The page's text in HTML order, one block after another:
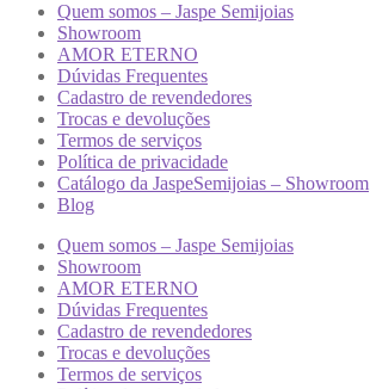
Quem somos – Jaspe Semijoias
Showroom
AMOR ETERNO
Dúvidas Frequentes
Cadastro de revendedores
Trocas e devoluções
Termos de serviços
Política de privacidade
Catálogo da JaspeSemijoias – Showroom
Blog
Quem somos – Jaspe Semijoias
Showroom
AMOR ETERNO
Dúvidas Frequentes
Cadastro de revendedores
Trocas e devoluções
Termos de serviços